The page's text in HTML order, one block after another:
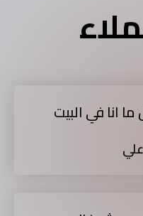
انا في البيت